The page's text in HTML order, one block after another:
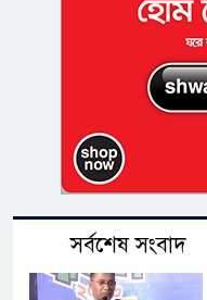
সর্বশেষ সংবাদ